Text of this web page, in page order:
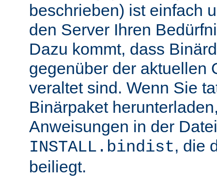
beschrieben) ist einfach
den Server Ihren
Dazu kommt, dass
gegenüber der aktuellen
veraltet sind. Wenn Sie
Binärpaket
Anweisungen in der Datei
INSTALL.bindist, die
beiliegt.